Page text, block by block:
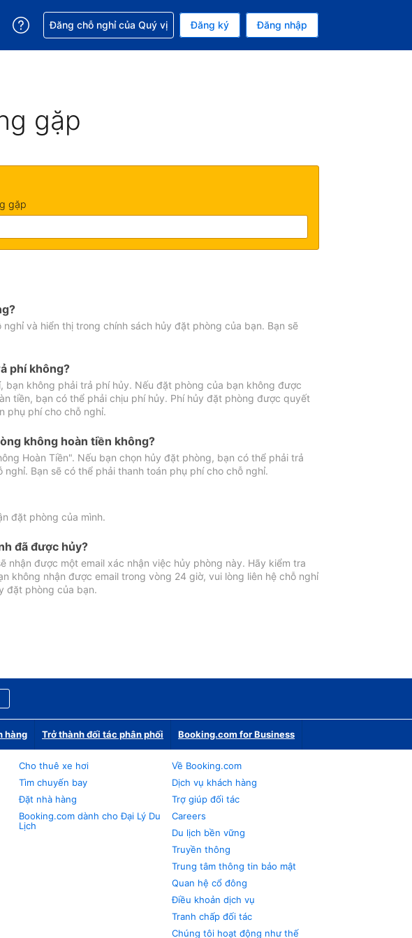
tệ của bạn. Loại tiền tệ hiện tại của bạn là Đồng
ngôn ngữ của bạn. Ngôn ngữ hiện tại của bạn là Tiếng Việt
Nhận trợ giúp với đặt chỗ
Đăng chỗ nghỉ của Quý vị Đăng ký Đăng nhập
gặp
gặp
và hiển thị trong chính sách hủy đặt phòng của bạn. Bạn sẽ
phí không?
bạn không phải trả phí hủy. Nếu đặt phòng của bạn không được
tiền, bạn có thể phải chịu phí hủy. Phí hủy đặt phòng được quyết
phụ phí cho chỗ nghỉ.
không hoàn tiền không?
Hoàn Tiền". Nếu bạn chọn hủy đặt phòng, bạn có thể phải trả
Bạn sẽ có thể phải thanh toán phụ phí cho chỗ nghỉ.
đặt phòng của mình.
đã được hủy?
nhận được một email xác nhận việc hủy phòng này. Hãy kiểm tra
không nhận được email trong vòng 24 giờ, vui lòng liên hệ chỗ nghỉ
đặt phòng của bạn.
hàng Trở thành đối tác phân phối Booking.com for Business
Cho thuê xe hơi
Tìm chuyến bay
Đặt nhà hàng
Booking.com dành cho Đại Lý Du
Lịch
Về Booking.com
Dịch vụ khách hàng
Trợ giúp đối tác
Careers
Du lịch bền vững
Truyền thông
Trung tâm thông tin bảo mật
Quan hệ cổ đông
Điều khoản dịch vụ
Tranh chấp đối tác
Chúng tôi hoạt động như thế